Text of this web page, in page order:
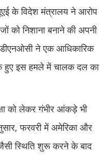
के विदेश मंत्रालय ने आरोप
को निशाना बनाने की अपनी
ने एक आधिकारिक
हुए इस हमले में चालक दल का
को लेकर गंभीर आंकड़े भी
फरवरी में अमेरिका और
जैसी स्थिति शुरू करने के बाद